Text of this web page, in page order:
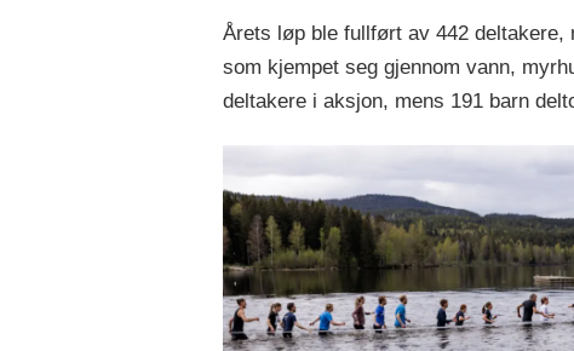
Årets løp ble fullført av 442 deltakere,
som kjempet seg gjennom vann,
deltakere i aksjon, mens 191 barn